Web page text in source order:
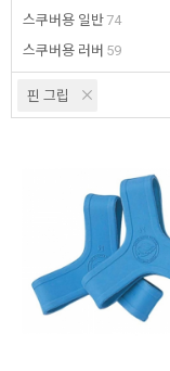
스쿠버용 일반 74
스쿠버용 러버 59
핀 그립